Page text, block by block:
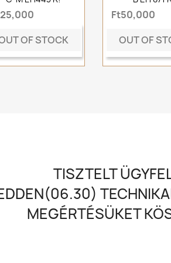
OF STOCK
Ft50,000
OUT OF
TISZTELT
MEGÉRTÉSÜKET